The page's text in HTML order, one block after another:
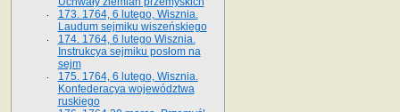
173. 1764, 6 lutego, Wisznia.
Laudum sejmiku wiszeńskiego
174. 1764, 6 lutego Wisznia.
Instrukcya sejmiku posłom na
sejm
175. 1764, 6 lutego, Wisznia.
Konfederacya województwa
ruskiego